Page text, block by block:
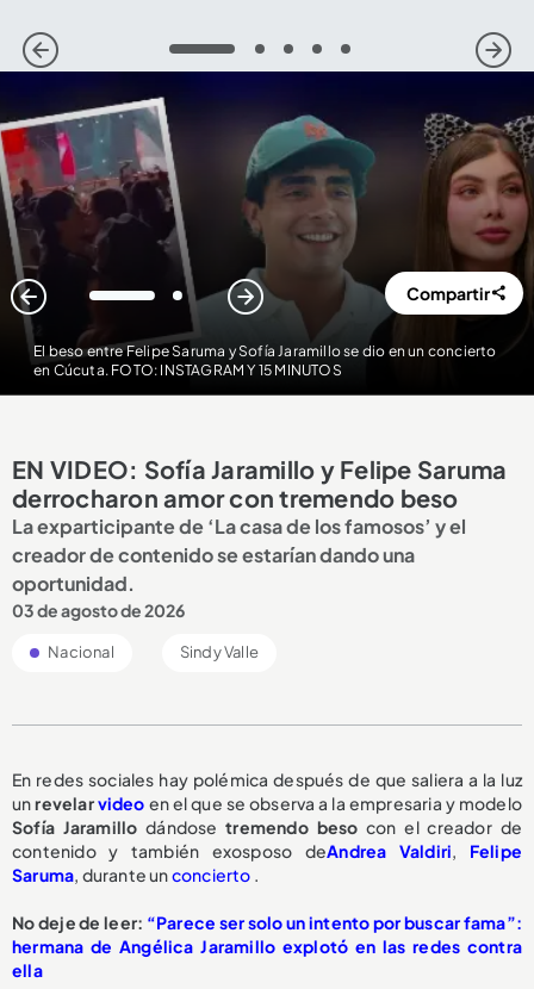
1 2 3 4 5
El beso entre Felipe Saruma y Sofía Jaramillo se dio en un concierto
en Cúcuta. FOTO: INSTAGRAM Y 15 MINUTOS
1 2 Compartir
EN VIDEO: Sofía Jaramillo y Felipe Saruma
derrocharon amor con tremendo beso
La exparticipante de ‘La casa de los famosos’ y el
creador de contenido se estarían dando una
oportunidad.
03 de agosto de 2026
Nacional Sindy Valle
En redes sociales hay polémica después de que saliera a la luz
unrevelarvideo en el que se observa a la empresaria y modelo
Sofía Jaramillo dándosetremendo besocon el creador de
contenido y también exosposo deAndrea Valdiri, Felipe
Saruma, durante unconcierto .
No deje de leer: “Parece ser solo un intento por buscar fama”:
hermana de Angélica Jaramillo explotó en las redes contra
ella